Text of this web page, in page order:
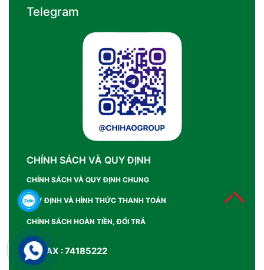
Telegram
CHÍNH SÁCH VÀ QUY ĐỊNH
CHÍNH SÁCH VÀ QUY ĐỊNH CHUNG
QUY ĐỊNH VÀ HÌNH THỨC THANH TOÁN
CHÍNH SÁCH HOÀN TIỀN, ĐỔI TRẢ
SỐ FAX : 74185222